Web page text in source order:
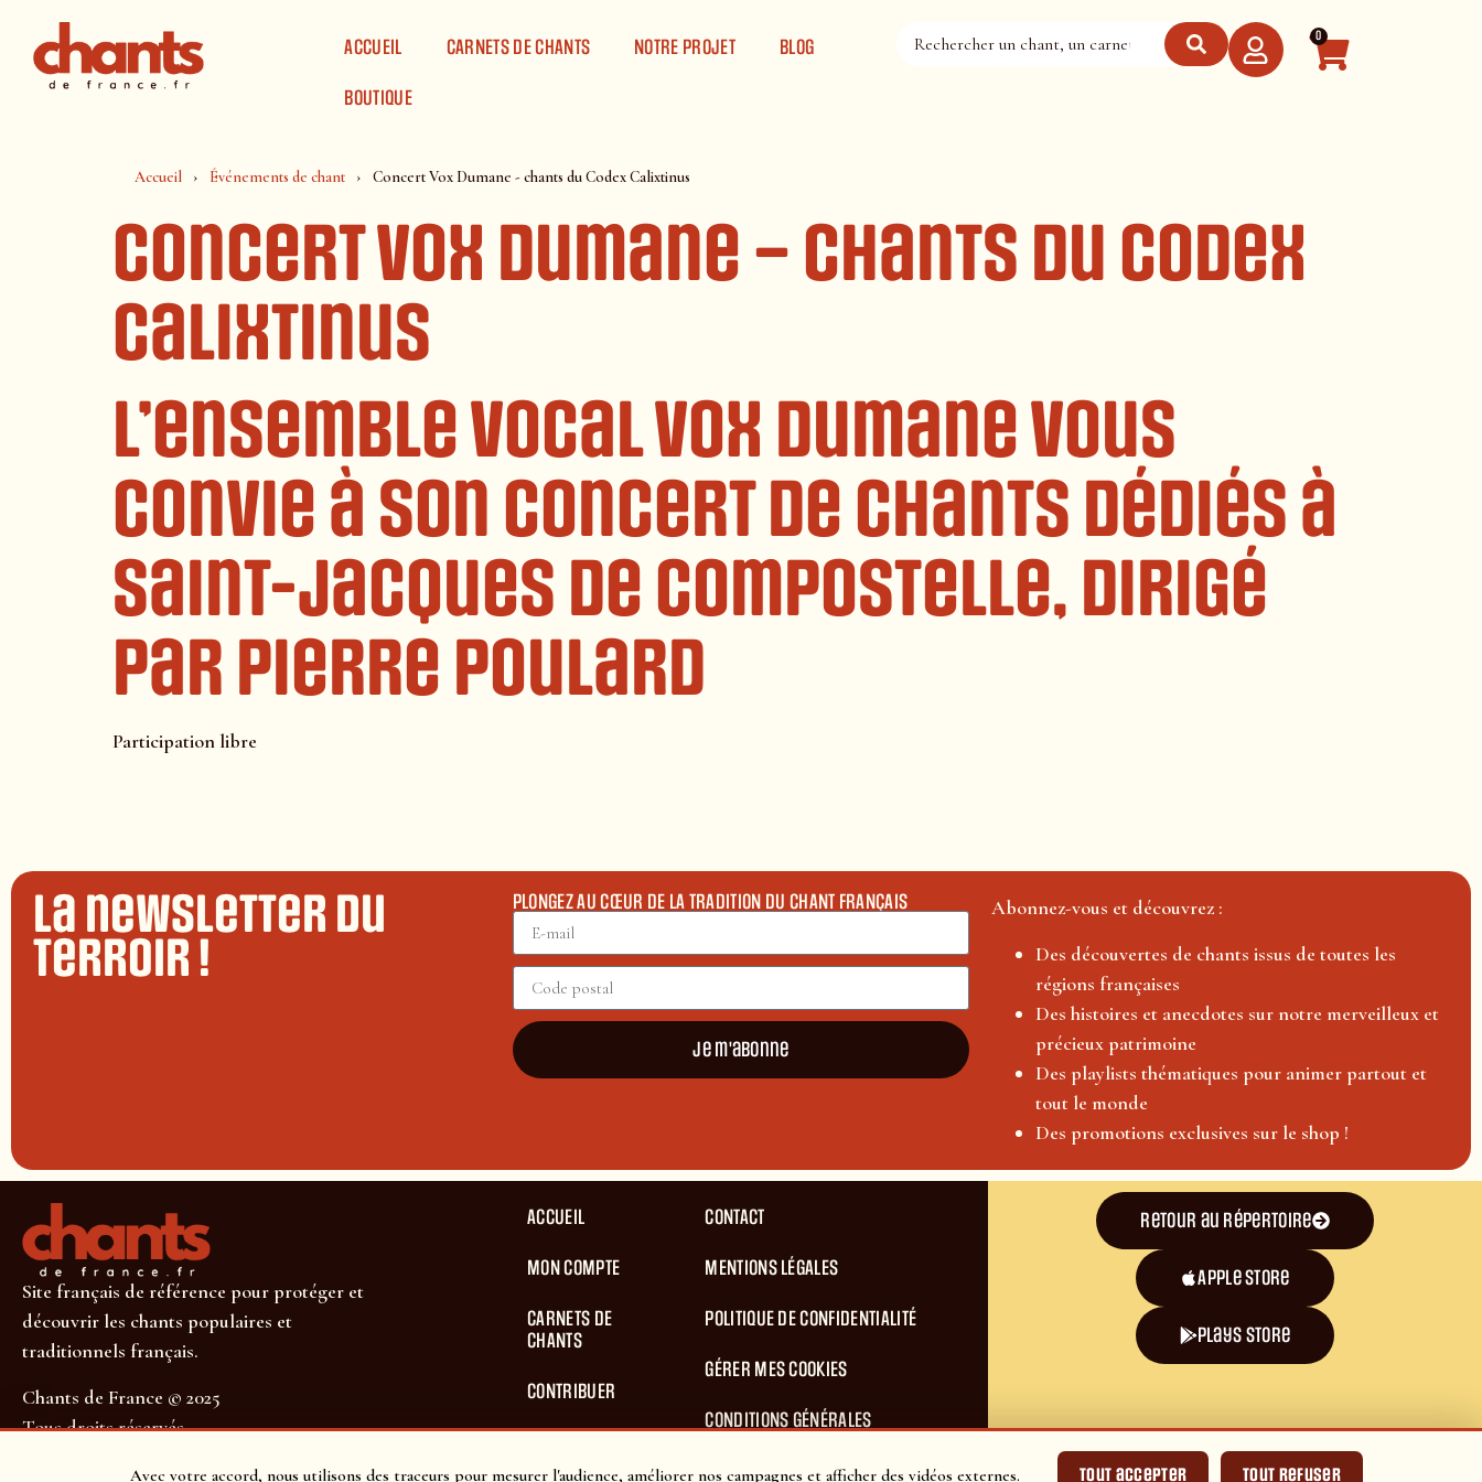
Avec votre accord, nous utilisons des traceurs pour mesurer l'audience, améliorer nos campagnes et afficher des vidéos externes. Tout accepter Tout refuser
ACCUEIL CARNETS DE CHANTS NOTRE PROJET BLOG
BOUTIQUE
0
Accueil Événements de chant Concert Vox Dumane - chants du Codex Calixtinus
Concert Vox Dumane – chants du Codex
Calixtinus
L’ensemble vocal Vox Dumane vous
convie à son concert de chants dédiés à
Saint-Jacques de Compostelle, dirigé
par Pierre Poulard
Participation libre
La newsletter du
terroir !
PLONGEZ AU CŒUR DE LA TRADITION DU CHANT FRANÇAIS
Je m'abonne
Abonnez-vous et découvrez :
Des découvertes de chants issus de toutes les
régions françaises
Des histoires et anecdotes sur notre merveilleux et
précieux patrimoine
Des playlists thématiques pour animer partout et
tout le monde
Des promotions exclusives sur le shop !
Site français de référence pour protéger et
découvrir les chants populaires et
traditionnels français.
Chants de France © 2025
Tous droits réservés
SUIVEZ-NOUS POUR NE RIEN MANQUER !
ACCUEIL
MON COMPTE
CARNETS DE
CHANTS
CONTRIBUER
CONTACT
MENTIONS LÉGALES
POLITIQUE DE CONFIDENTIALITÉ
GÉRER MES COOKIES
CONDITIONS GÉNÉRALES
Retour au répertoire
Apple Store
plays store